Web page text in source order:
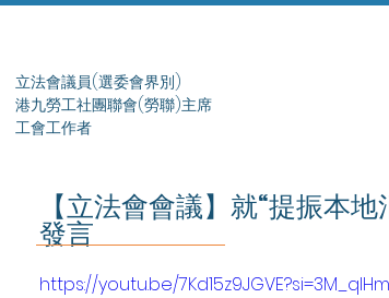
立法會議員(選委會界別)
港九勞工社團聯會(勞聯)主席
工會工作者
【立法會會議】就“提振本
發言
https://youtu.be/